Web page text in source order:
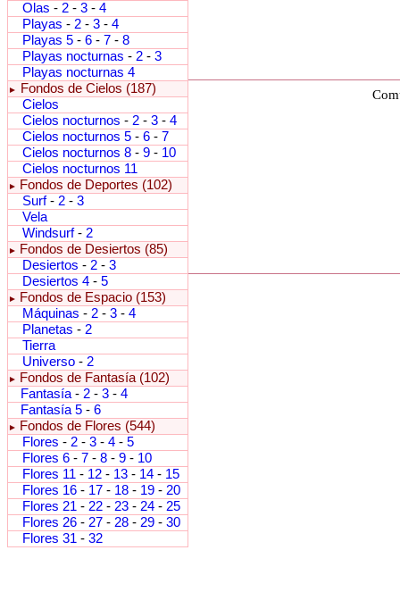
Olas - 2 - 3 - 4
Playas - 2 - 3 - 4
Playas 5 - 6 - 7 - 8
Playas nocturnas - 2 - 3
Playas nocturnas 4
►
Fondos de Cielos (187)
Cielos
Cielos nocturnos - 2 - 3 - 4
Cielos nocturnos 5 - 6 - 7
Cielos nocturnos 8 - 9 - 10
Cielos nocturnos 11
►
Fondos de Deportes (102)
Surf- 2 - 3
Vela
Windsurf- 2
►
Fondos de Desiertos (85)
Desiertos - 2 - 3
Desiertos 4 - 5
►
Fondos de Espacio (153)
Máquinas - 2 - 3 - 4
Planetas - 2
Tierra
Universo - 2
►
Fondos de Fantasía (102)
Fantasía - 2 - 3 - 4
Fantasía 5 - 6
►
Fondos de Flores (544)
Flores - 2 - 3 - 4 - 5
Flores 6 - 7 - 8 - 9 - 10
Flores 11 - 12 - 13 - 14 - 15
Flores 16 - 17 - 18 - 19 - 20
Flores 21 - 22 - 23 - 24 - 25
Flores 26 - 27 - 28 - 29 - 30
Flores 31 - 32